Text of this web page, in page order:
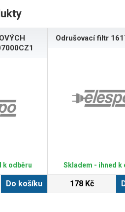
k odběru
Do košíku
Odrušovací filtr
Skladem - ihned k
178 Kč